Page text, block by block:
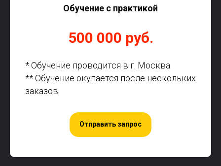
Обучение с практикой
500 000 руб.
* Обучение проводится в г. Москва
** Обучение окупается после нескольких
заказов.
Отправить запрос